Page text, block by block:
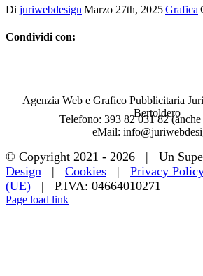
Di juriwebdesign|Marzo 27th, 2025|Grafica|
Condividi con:
Agenzia Web e Grafico Pubblicitaria
Bertoldero
Telefono: 393 82 031 82
eMail:
© Copyright 2021 - 2026 | Un
Design | Cookies | Privacy
(UE) | P.IVA: 04664010271
Page load link